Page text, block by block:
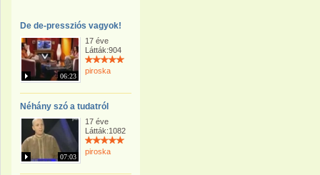
De de-pressziós vagyok!
06:23
17 éve
Látták:904
piroska
Néhány szó a tudatról
07:03
17 éve
Látták:1082
piroska